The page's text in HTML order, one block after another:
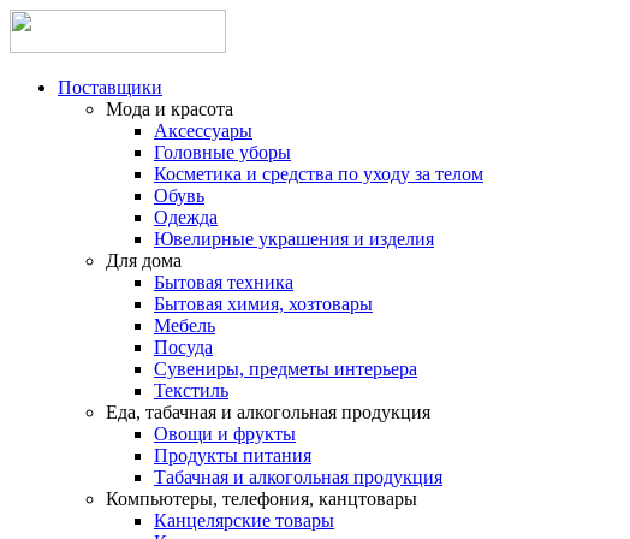
Поставщики
Мода и красота
Аксессуары
Головные уборы
Косметика и средства по уходу за телом
Обувь
Одежда
Ювелирные украшения и изделия
Для дома
Бытовая техника
Бытовая химия, хозтовары
Мебель
Посуда
Сувениры, предметы интерьера
Текстиль
Еда, табачная и алкогольная продукция
Овощи и фрукты
Продукты питания
Табачная и алкогольная продукция
Компьютеры, телефония, канцтовары
Канцелярские товары